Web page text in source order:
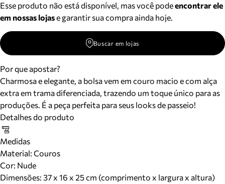
Esse produto não está disponível, mas você podeencontrar ele
em nossas lojase garantir sua compra ainda hoje.
Buscar em lojas
Por que apostar?
Charmosa e elegante, a bolsa vem em couro macio e com alça
extra em trama diferenciada, trazendo um toque único para as
produções. É a peça perfeita para seus looks de passeio!
Detalhes do produto
Medidas
Material: Couros
Cor: Nude
Dimensões: 37 x 16 x 25 cm (comprimento x largura x altura)